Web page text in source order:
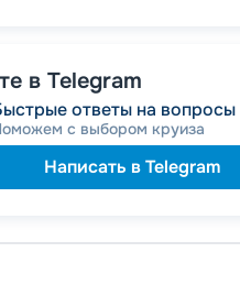
в Telegram
ответы на вопросы
с выбором круиза
Написать в Telegram